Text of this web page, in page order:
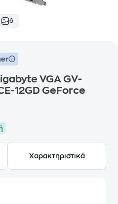
6
VGA GV-
12GD GeForce
Χαρακτηριστικά